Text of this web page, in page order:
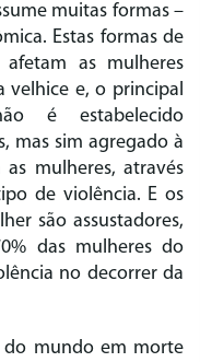
muitas formas –
Estas formas de
as mulheres
velhice e, o principal
é estabelecido
mas sim agregado à
mulheres, através
de violência. E os
são assustadores,
das mulheres do
no decorrer da
do mundo em morte